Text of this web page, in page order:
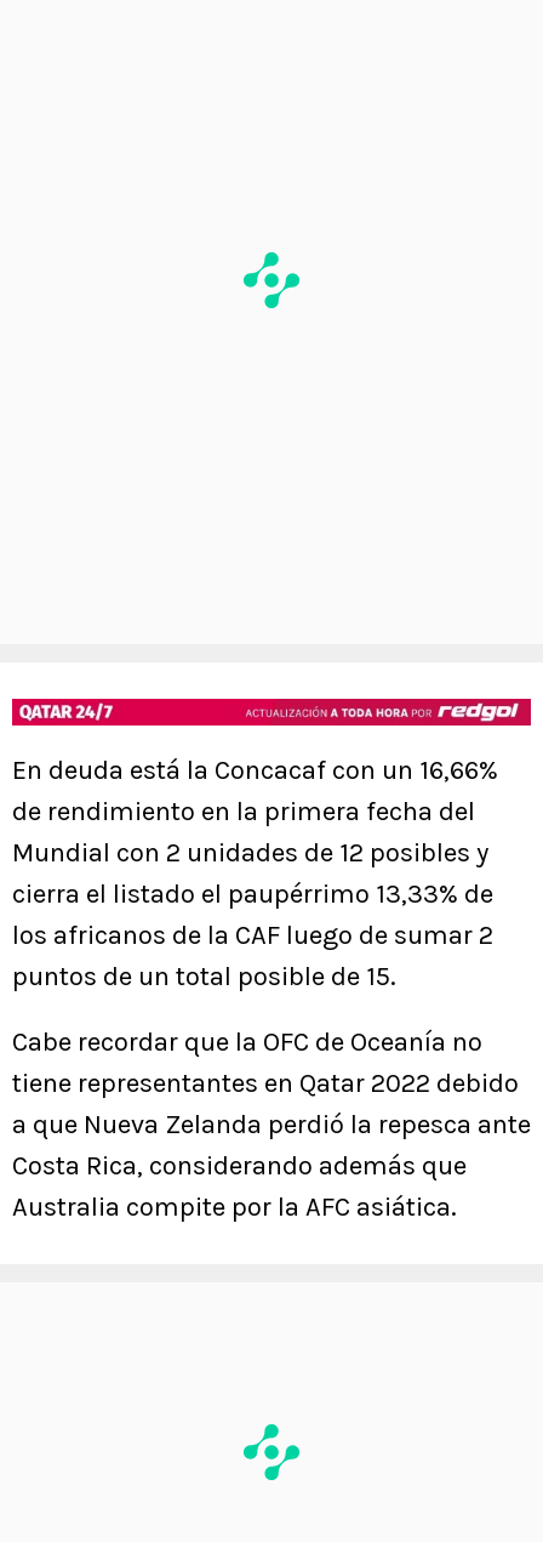
En deuda está la Concacaf con un 16,66%
de rendimiento en la primera fecha del
Mundial con 2 unidades de 12 posibles y
cierra el listado el paupérrimo 13,33% de
los africanos de la CAF luego de sumar 2
puntos de un total posible de 15.
Cabe recordar que la OFC de Oceanía no
tiene representantes en Qatar 2022 debido
a que Nueva Zelanda perdió la repesca ante
Costa Rica, considerando además que
Australia compite por la AFC asiática.